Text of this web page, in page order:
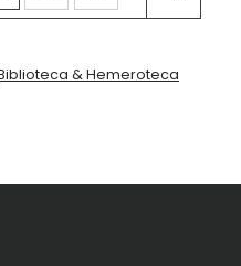
& Hemeroteca